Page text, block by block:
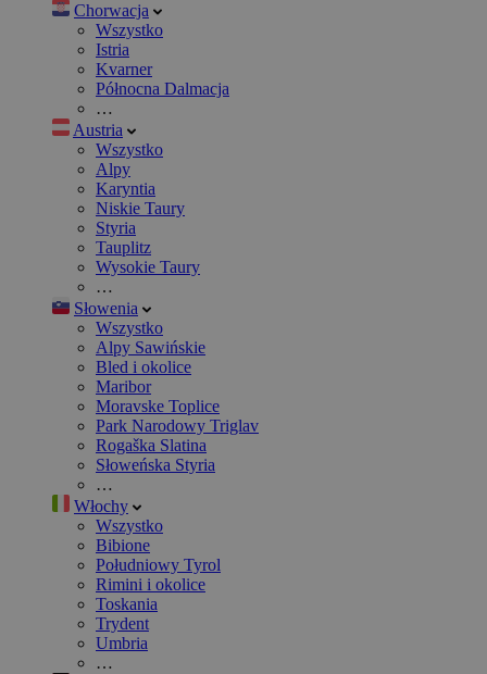
Chorwacja
Wszystko
Istria
Kvarner
Północna Dalmacja
…
Austria
Wszystko
Alpy
Karyntia
Niskie Taury
Styria
Tauplitz
Wysokie Taury
…
Słowenia
Wszystko
Alpy Sawińskie
Bled i okolice
Maribor
Moravske Toplice
Park Narodowy Triglav
Rogaška Slatina
Słoweńska Styria
…
Włochy
Wszystko
Bibione
Południowy Tyrol
Rimini i okolice
Toskania
Trydent
Umbria
…